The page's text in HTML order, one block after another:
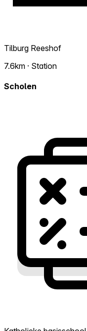
Tilburg Reeshof
7.6km · Station
Scholen